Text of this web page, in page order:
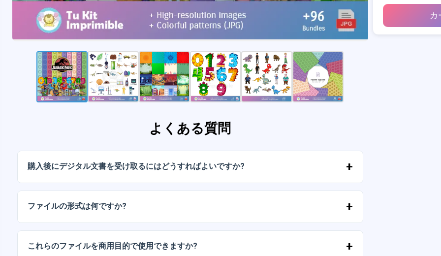
よくある質問
購入後にデジタル文書を受け取るにはどうすればよいですか?
ファイルの形式は何ですか?
これらのファイルを商用目的で使用できますか?
カ